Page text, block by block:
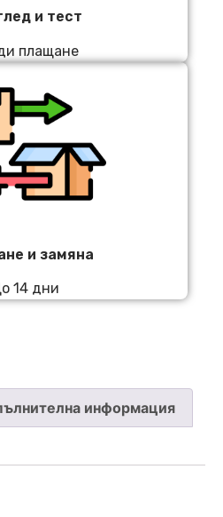
и тест
плащане
и замяна
14 дни
информация